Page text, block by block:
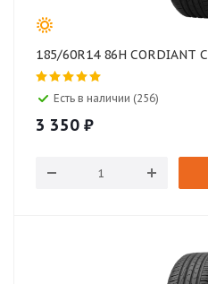
185/60R14 86H CORDIANT
Есть в наличии (256)
3 350 ₽